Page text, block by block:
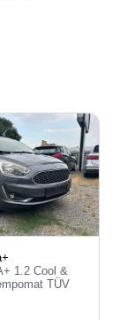
1.2 Cool &
TÜV